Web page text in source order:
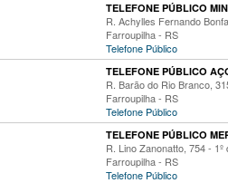
TELEFONE PÚBLICO
R. Achylles Fernando
Farroupilha - RS
Telefone Público
TELEFONE PÚBLICO
R. Barão do Rio Branco,
Farroupilha - RS
Telefone Público
TELEFONE PÚBLICO
R. Lino Zanonatto, 754 - 1º
Farroupilha - RS
Telefone Público